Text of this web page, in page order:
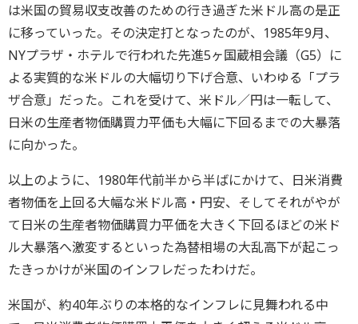
は米国の貿易収支改善のための行き過ぎた米ドル高の是正
に移っていった。その決定打となったのが、1985年9月、
NYプラザ・ホテルで行われた先進5ヶ国蔵相会議（G5）に
よる実質的な米ドルの大幅切り下げ合意、いわゆる「プラ
ザ合意」だった。これを受けて、米ドル／円は一転して、
日米の生産者物価購買力平価も大幅に下回るまでの大暴落
に向かった。
以上のように、1980年代前半から半ばにかけて、日米消費
者物価を上回る大幅な米ドル高・円安、そしてそれがやが
て日米の生産者物価購買力平価を大きく下回るほどの米ド
ル大暴落へ激変するといった為替相場の大乱高下が起こっ
たきっかけが米国のインフレだったわけだ。
米国が、約40年ぶりの本格的なインフレに見舞われる中